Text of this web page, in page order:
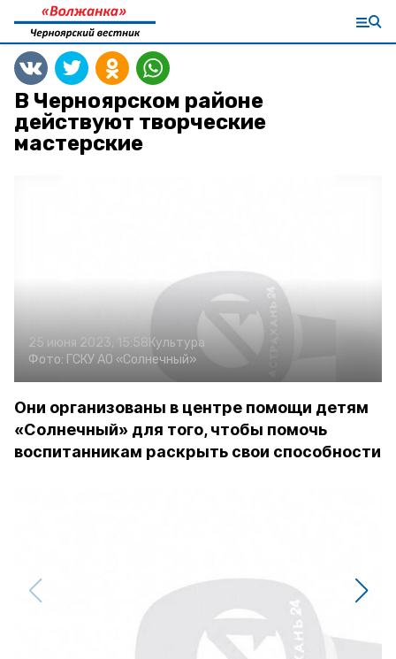
В Черноярском районе
действуют творческие
мастерские
25 июня 2023, 15:58Культура
Фото: ГСКУ АО «Солнечный»
Они организованы в центре помощи детям
«Солнечный» для того, чтобы помочь
воспитанникам раскрыть свои способности